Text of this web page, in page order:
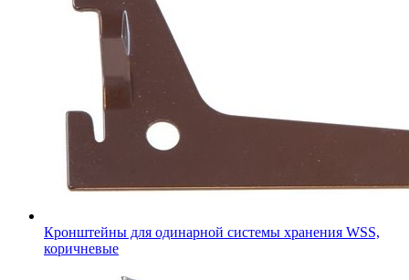
Кронштейны для одинарной системы хранения WSS,
коричневые